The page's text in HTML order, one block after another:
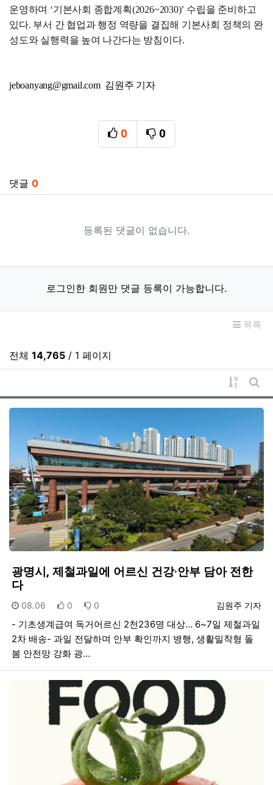
운영하며 ‘기본사회 종합계획(2026~2030)’ 수립을 준비하고
있다. 부서 간 협업과 행정 역량을 결집해 기본사회 정책의 완
성도와 실행력을 높여 나간다는 방침이다.
jeboanyang@gmail.com 김원주 기자
0
추천
0
비추천
댓글 0
등록된 댓글이 없습니다.
로그인한 회원만 댓글 등록이 가능합니다.
목록
전체 14,765 / 1 페이지
게시물
게
광명시, 제철과일에 어르신 건강·안부 담아 전한
다
등록자
김원주 기자
등록일
08.06 추천
0 비추천
0
- 기초생계급여 독거어르신 2천236명 대상… 6~7일 제철과일
2차 배송- 과일 전달하며 안부 확인까지 병행, 생활밀착형 돌
봄 안전망 강화 광…